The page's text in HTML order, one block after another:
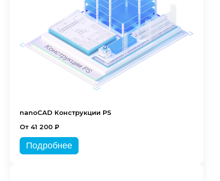
nanoCAD Конструкции PS
От 41 200 ₽
Подробнее